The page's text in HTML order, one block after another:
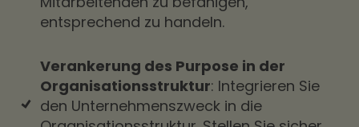
entsprechend zu handeln.
Verankerung des Purpose in der
Organisationsstruktur: Integrieren Sie
den Unternehmenszweck in die